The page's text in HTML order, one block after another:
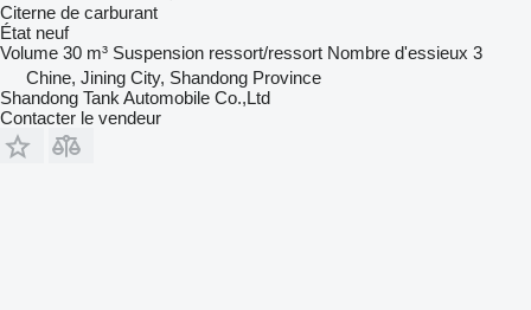
Citerne de carburant
État neuf
Volume 30 m³ Suspension ressort/ressort Nombre d'essieux 3
Chine, Jining City, Shandong Province
Shandong Tank Automobile Co.,Ltd
Contacter le vendeur